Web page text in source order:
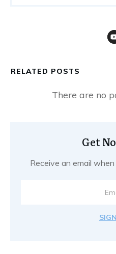
RELATED POSTS
Get
Receive an email